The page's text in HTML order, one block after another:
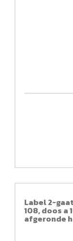
Label 2-
108, doos a
afgeronde